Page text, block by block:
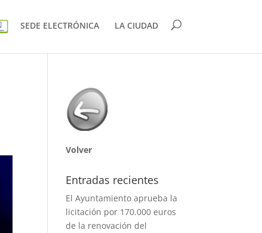
SEDE ELECTRÓNICA LA CIUDAD
Volver
Entradas recientes
El Ayuntamiento aprueba la
licitación por 170.000 euros
de la renovación del